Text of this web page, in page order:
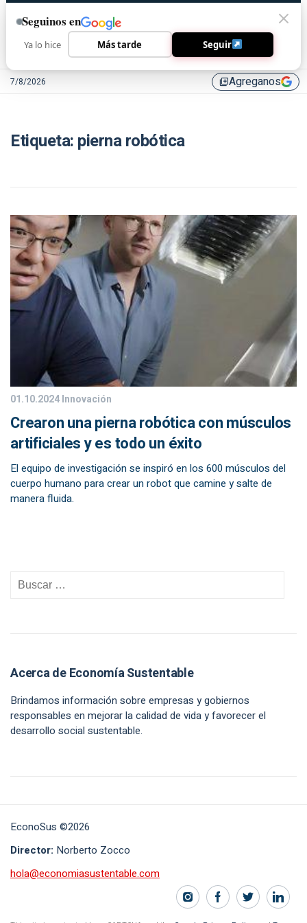
7/8/2026 library_addAgreganos
Etiqueta: pierna robótica
01.10.2024Innovación
Crearon una pierna robótica con músculos
artificiales y es todo un éxito
El equipo de investigación se inspiró en los 600 músculos del
cuerpo humano para crear un robot que camine y salte de
manera fluida.
Acerca de Economía Sustentable
Brindamos información sobre empresas y gobiernos
responsables en mejorar la calidad de vida y favorecer el
desarrollo social sustentable.
EconoSus ©2026
Director: Norberto Zocco
hola@economiasustentable.com
Seguinos en
Ya lo hice Más tarde Seguir